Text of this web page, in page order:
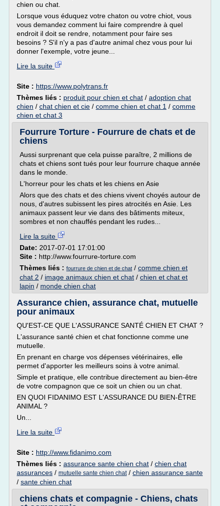
chien ou chat.
Lorsque vous éduquez votre chaton ou votre chiot, vous
vous demandez comment lui faire comprendre à quel
endroit il doit se rendre, notamment pour faire ses
besoins ? S'il n'y a pas d'autre animal chez vous pour lui
donner l'exemple, votre jeune...
Lire la suite
Site : https://www.polytrans.fr
Thèmes liés : produit pour chien et chat / adoption chat
chien / chat chien et cie / comme chien et chat 1 / comme
chien et chat 3
Fourrure Torture - Fourrure de chats et de
chiens
Aussi surprenant que cela puisse paraître, 2 millions de
chats et chiens sont tués pour leur fourrure chaque année
dans le monde.
L'horreur pour les chats et les chiens en Asie
Alors que des chats et des chiens vivent choyés autour de
nous, d'autres subissent les pires atrocités en Asie. Les
animaux passent leur vie dans des bâtiments miteux,
sombres et non chauffés pendant les rudes...
Lire la suite
Date: 2017-07-01 17:01:00
Site : http://www.fourrure-torture.com
Thèmes liés : fourrure de chien et de chat / comme chien et
chat 2 / image animaux chien et chat / chien et chat et
lapin / monde chien chat
Assurance chien, assurance chat, mutuelle
pour animaux
QU'EST-CE QUE L'ASSURANCE SANTÉ CHIEN ET CHAT ?
L'assurance santé chien et chat fonctionne comme une
mutuelle.
En prenant en charge vos dépenses vétérinaires, elle
permet d'apporter les meilleurs soins à votre animal.
Simple et pratique, elle contribue directement au bien-être
de votre compagnon que ce soit un chien ou un chat.
EN QUOI FIDANIMO EST L'ASSURANCE DU BIEN-ÊTRE
ANIMAL ?
Un...
Lire la suite
Site : http://www.fidanimo.com
Thèmes liés : assurance sante chien chat / chien chat
assurances / mutuelle sante chien chat/ chien assurance sante
/ sante chien chat
chiens chats et compagnie - Chiens, chats